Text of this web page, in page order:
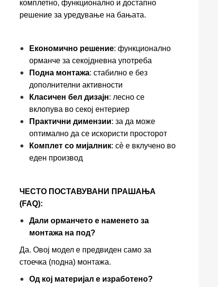
комплетно, функционално и достапно
решение за уредување на бањата.
Економично решение: функционално
орманче за секојдневна употреба
Подна монтажа: стабилно е без
дополнителни активности
Класичен бел дизајн: лесно се
вклопува во секој ентериер
Практични димензии: за да може
оптимално да се искористи просторот
Комплет со мијалник: сè е вклучено во
еден производ
ЧЕСТО ПОСТАВУВАНИ ПРАШАЊА
(FAQ):
Дали орманчето е наменето за
монтажа на под?
Да. Овој модел е предвиден само за
стоечка (подна) монтажа.
Од кој материјал е изработено?